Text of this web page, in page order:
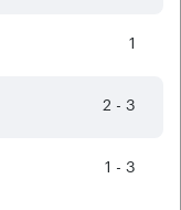
1
2 - 3
1 - 3